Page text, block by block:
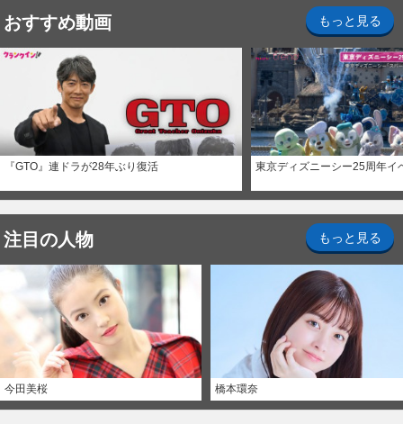
おすすめ動画 もっと見る
『GTO』連ドラが28年ぶり復活 東京ディズニーシー25周年イ
注目の人物 もっと見る
今田美桜 橋本環奈